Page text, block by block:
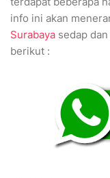
info ini akan
Surabaya sedap
berikut :